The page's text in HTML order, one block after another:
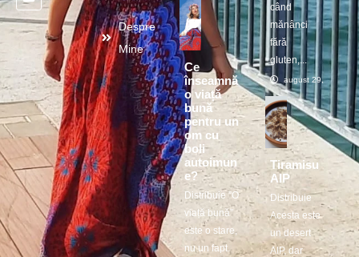
Despre
Mine
Ce
înseamnă
o viață
bună
pentru un
om cu
boli
autoimun
e?
Distribuie ”O
viață bună”
este o stare,
nu un fapt.
când
mănânci
fără
gluten,...
august 29, 2025
Tiramisu
AIP
Distribuie
Acesta este
un desert
AIP, dar